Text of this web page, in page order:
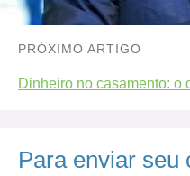
PRÓXIMO ARTIGO
Dinheiro no casamento: o
Para enviar seu